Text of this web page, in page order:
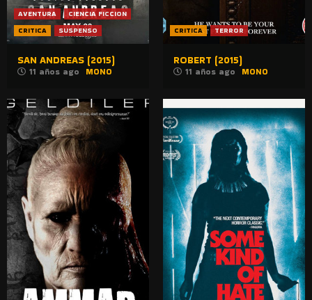
AVENTURA
CIENCIA FICCION
CRITICA
SUSPENSO
SAN ANDREAS (2015)
11 años ago MONO
CRITICA TERROR
ROBERT (2015)
11 años ago MONO